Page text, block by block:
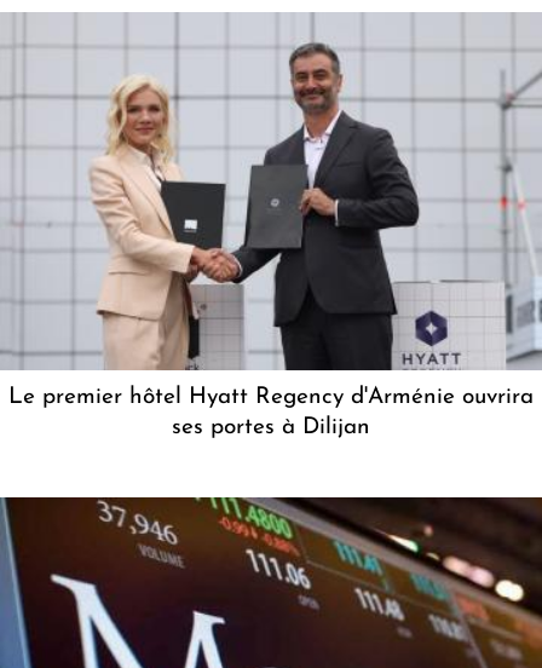
Le premier hôtel Hyatt Regency d'Arménie ouvrira
ses portes à Dilijan